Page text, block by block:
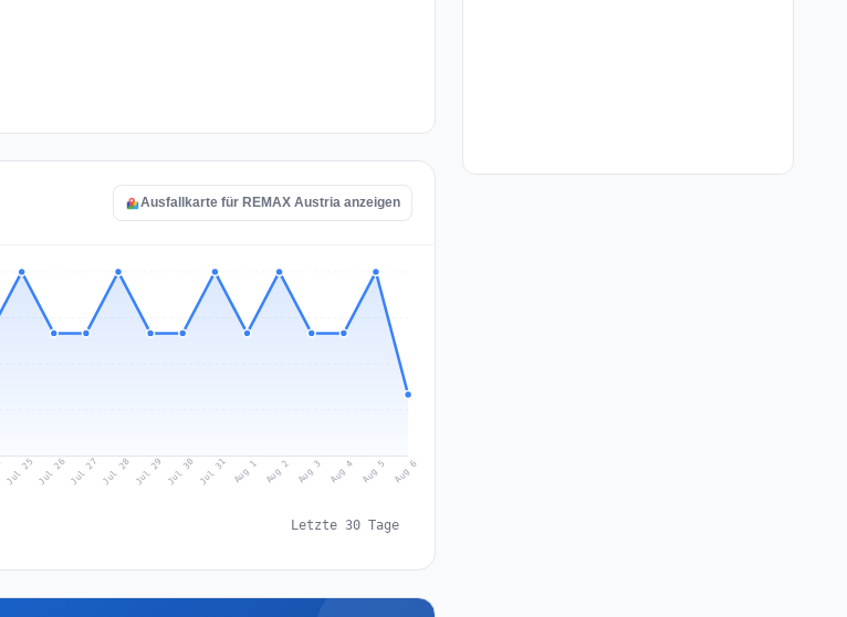
Ausfallkarte für REMAX Austria anzeigen
Jul 25 Jul 26Jul 27 Jul 28 Jul 29 Jul 30 Jul 31 Aug 1 Aug 2 Aug 3 Aug 4 Aug 5 Aug 6
Letzte 30 Tage